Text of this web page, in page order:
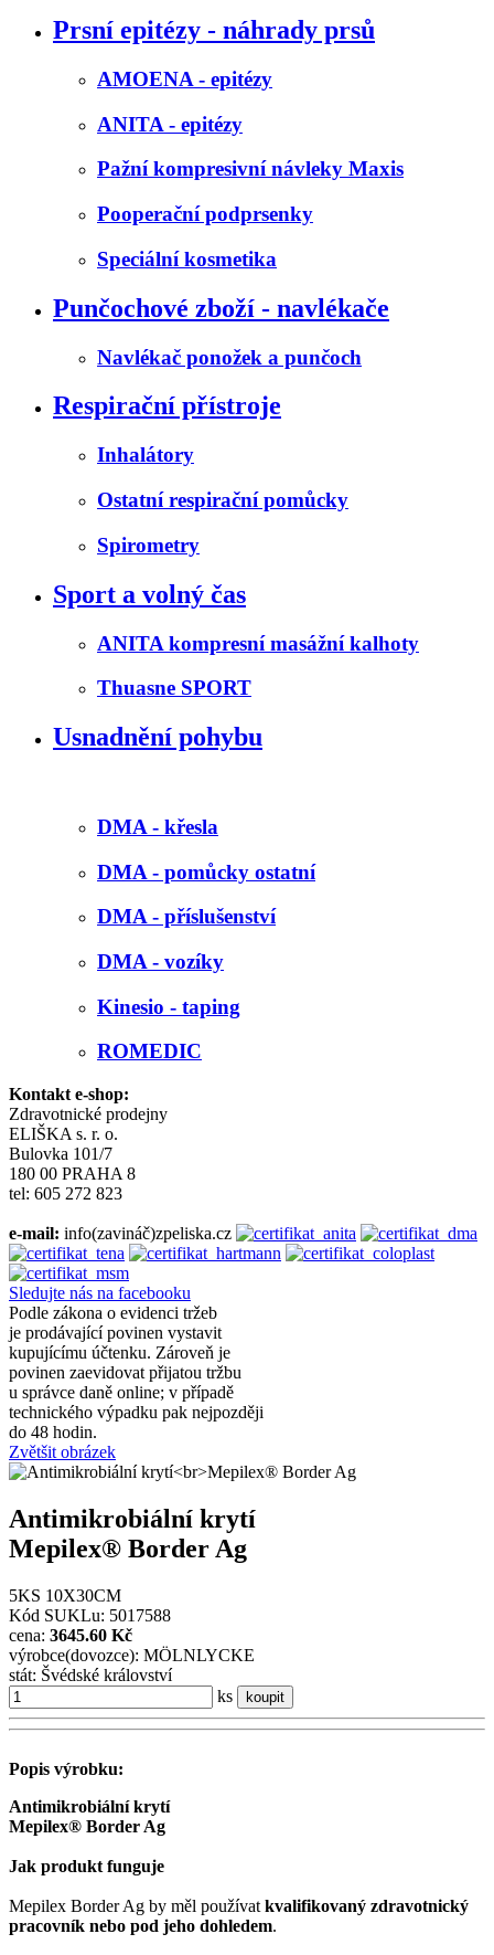
Prsní epitézy - náhrady prsů
AMOENA - epitézy
ANITA - epitézy
Pažní kompresivní návleky Maxis
Pooperační podprsenky
Speciální kosmetika
Punčochové zboží - navlékače
Navlékač ponožek a punčoch
Respirační přístroje
Inhalátory
Ostatní respirační pomůcky
Spirometry
Sport a volný čas
ANITA kompresní masážní kalhoty
Thuasne SPORT
Usnadnění pohybu
DMA - křesla
DMA - pomůcky ostatní
DMA - příslušenství
DMA - vozíky
Kinesio - taping
ROMEDIC
Kontakt e-shop:
Zdravotnické prodejny
ELIŠKA s. r. o.
Bulovka 101/7
180 00 PRAHA 8
tel: 605 272 823
e-mail: info(zavináč)zpeliska.cz
Sledujte nás na facebooku
Podle zákona o evidenci tržeb
je prodávající povinen vystavit
kupujícímu účtenku. Zároveň je
povinen zaevidovat přijatou tržbu
u správce daně online; v případě
technického výpadku pak nejpozději
do 48 hodin.
Zvětšit obrázek
Antimikrobiální krytí
Mepilex® Border Ag
5KS 10X30CM
Kód SUKLu: 5017588
cena: 3645.60 Kč
výrobce(dovozce): MÖLNLYCKE
stát: Švédské království
ks
koupit
Popis výrobku:
Antimikrobiální krytí
Mepilex® Border Ag
Jak produkt funguje
Mepilex Border Ag by měl používat kvalifikovaný zdravotnický
pracovník nebo pod jeho dohledem.